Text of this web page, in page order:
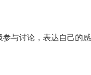
与讨论，表达自己的